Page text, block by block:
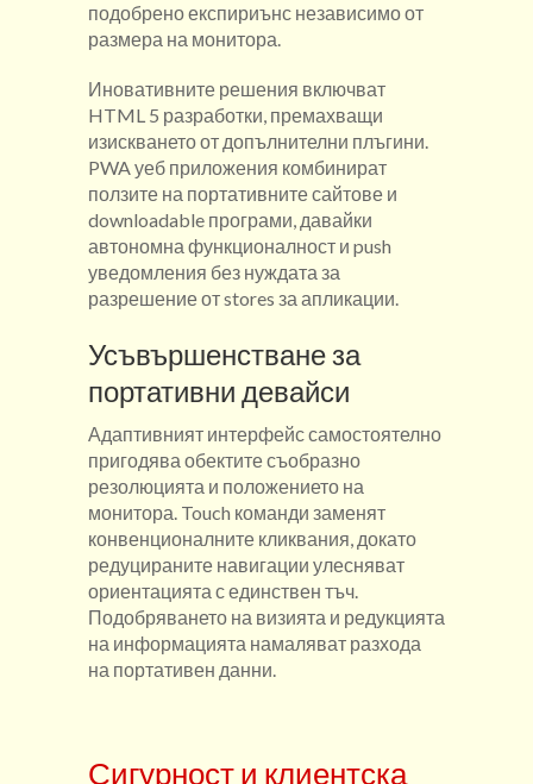
подобрено експириънс независимо от
размера на монитора.
Иновативните решения включват
HTML 5 разработки, премахващи
изискването от допълнителни плъгини.
PWA уеб приложения комбинират
ползите на портативните сайтове и
downloadable програми, давайки
автономна функционалност и push
уведомления без нуждата за
разрешение от stores за апликации.
Усъвършенстване за
портативни девайси
Адаптивният интерфейс самостоятелно
пригодява обектите съобразно
резолюцията и положението на
монитора. Touch команди заменят
конвенционалните кликвания, докато
редуцираните навигации улесняват
ориентацията с единствен тъч.
Подобряването на визията и редукцията
на информацията намаляват разхода
на портативен данни.
Сигурност и клиентска